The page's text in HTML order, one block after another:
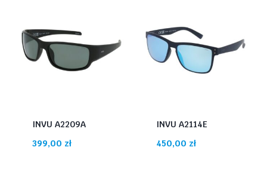
INVU A2209A
399,00 zł
INVU A2114E
450,00 zł